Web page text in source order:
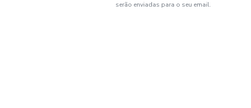
serão enviadas para o seu email.